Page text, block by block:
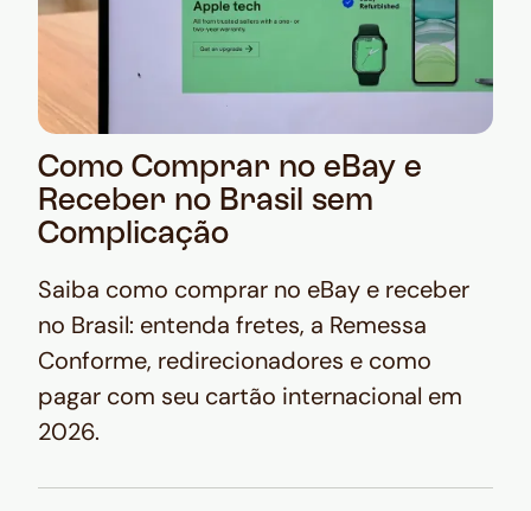
Como Comprar no eBay e
Receber no Brasil sem
Complicação
Saiba como comprar no eBay e receber
no Brasil: entenda fretes, a Remessa
Conforme, redirecionadores e como
pagar com seu cartão internacional em
2026.